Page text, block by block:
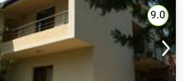
9.0